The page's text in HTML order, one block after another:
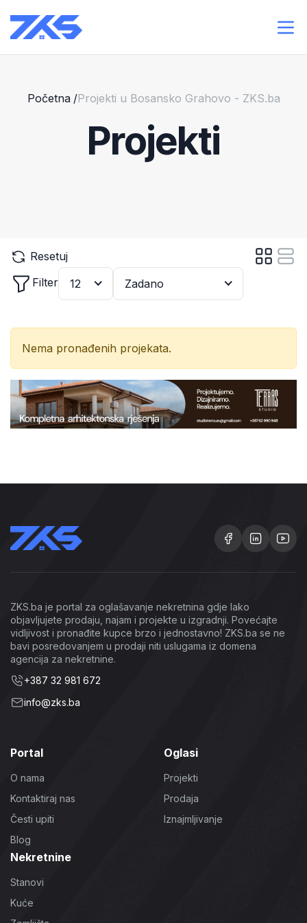
Početna /Projekti u Bosansko Grahovo - ZKS.ba
Projekti
Resetuj
Filter
12 Zadano
Nema pronađenih projekata.
ZKS.ba je portal za oglašavanje nekretnina gdje lako
objavljujete prodaju, najam i projekte u izgradnji. Povećajte
vidljivost i pronađite kupce brzo i jednostavno! ZKS.ba se ne
bavi posredovanjem u prodaji niti uslugama iz domena
agencija za nekretnine.
+387 32 981 672
info@zks.ba
Portal
O nama
Kontaktiraj nas
Česti upiti
Blog
Oglasi
Projekti
Prodaja
Iznajmljivanje
Nekretnine
Stanovi
Kuće